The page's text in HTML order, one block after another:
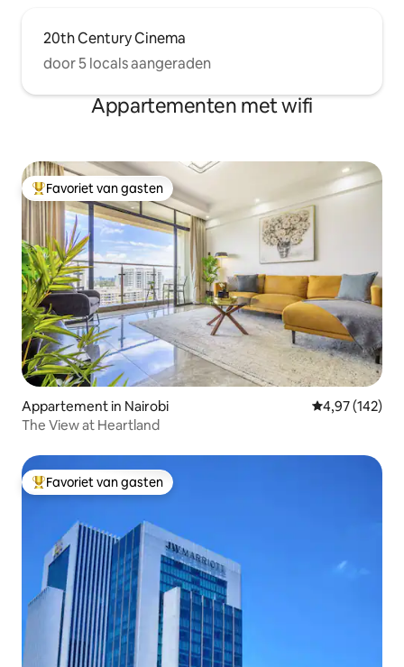
20th Century Cinema
door 5 locals aangeraden
Appartementen met wifi
Topfavoriet van gasten
Favoriet van gasten
Appartement in Nairobi Gemiddelde
4,97 (142)
The View at Heartland
Topfavoriet van gasten
Favoriet van gasten